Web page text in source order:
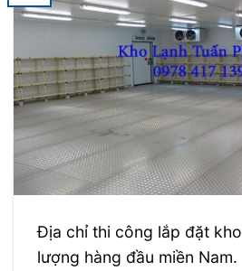
Địa chỉ thi công lắp đặt
lượng hàng đầu miền